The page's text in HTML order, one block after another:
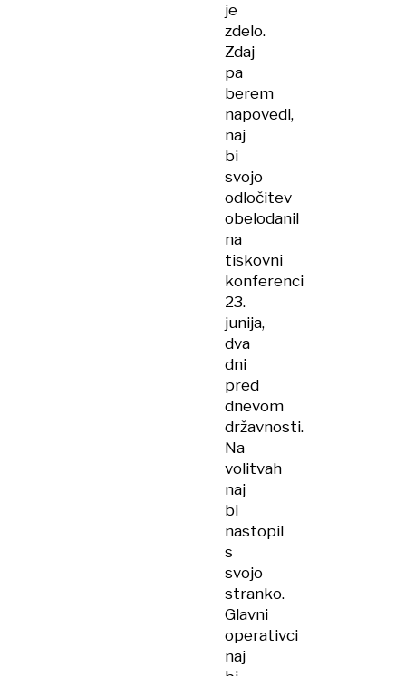
je
zdelo.
Zdaj
pa
berem
napovedi,
naj
bi
svojo
odločitev
obelodanil
na
tiskovni
konferenci
23.
junija,
dva
dni
pred
dnevom
državnosti.
Na
volitvah
naj
bi
nastopil
s
svojo
stranko.
Glavni
operativci
naj